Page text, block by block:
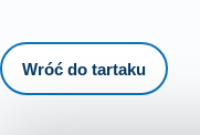
Wróć do tartaku